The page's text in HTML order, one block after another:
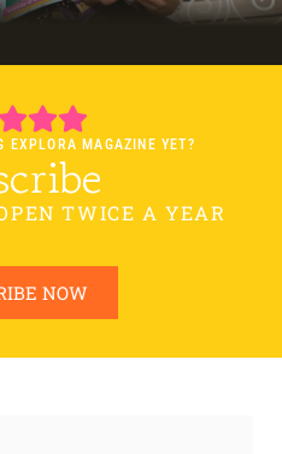
EXPLORA MAGAZINE YET?
TWICE A YEAR
NOW